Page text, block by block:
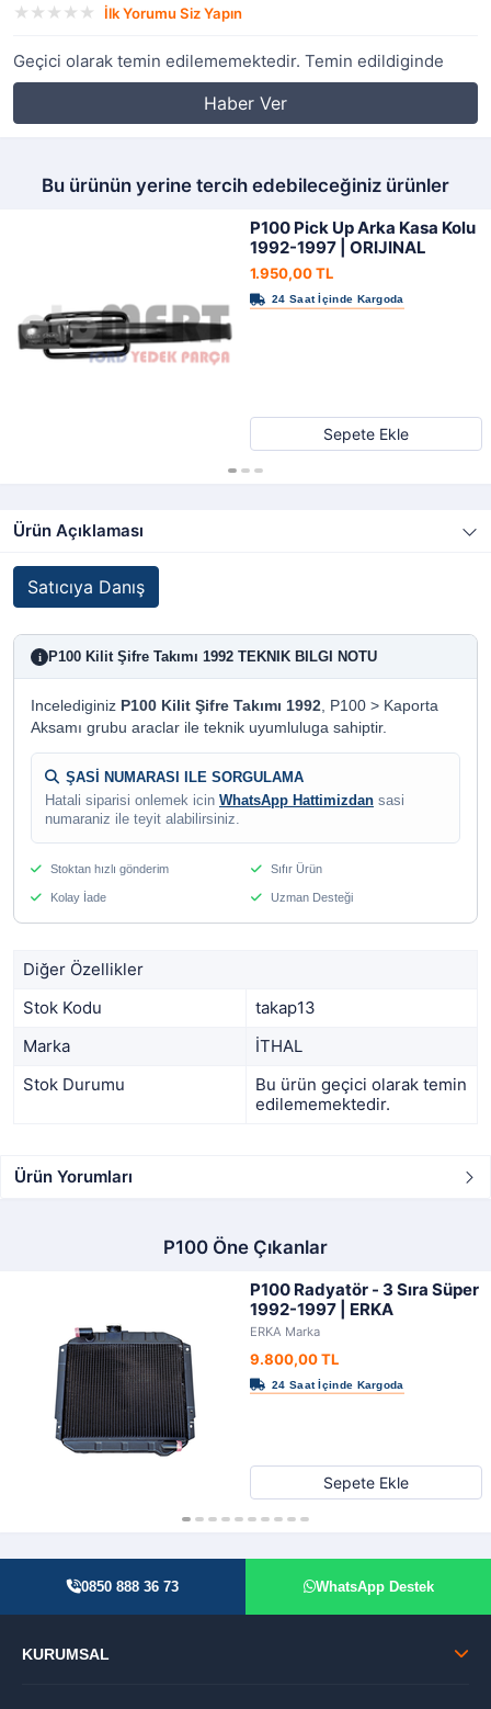
İlk Yorumu Siz Yapın
Geçici olarak temin edilememektedir. Temin edildiginde
Haber Ver
Bu ürünün yerine tercih edebileceğiniz ürünler
P100 Pick Up Arka Kasa Kolu
1992-1997 | ORIJINAL
1.950,00 TL
Sepete Ekle
Ürün Açıklaması
Satıcıya Danış
i P100 Kilit Şifre Takımı 1992 TEKNIK BILGI NOTU
Incelediginiz P100 Kilit Şifre Takımı 1992, P100 > Kaporta
Aksamı grubu araclar ile teknik uyumluluga sahiptir.
ŞASİ NUMARASI ILE SORGULAMA
Hatali siparisi onlemek icin WhatsApp Hattimizdan sasi
numaraniz ile teyit alabilirsiniz.
Stoktan hızlı gönderim Sıfır Ürün
Kolay İade Uzman Desteği
Diğer Özellikler
Stok Kodu
takap13
Marka
İTHAL
Stok Durumu
Bu ürün geçici olarak temin
edilememektedir.
Ürün Yorumları
P100 Öne Çıkanlar
P100 Radyatör - 3 Sıra Süper
1992-1997 | ERKA
ERKA Marka
9.800,00 TL
Sepete Ekle
0850 888 36 73 WhatsApp Destek
KURUMSAL